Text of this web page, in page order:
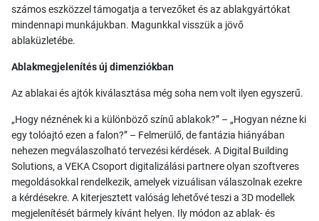
számos eszközzel támogatja a tervezőket és az ablakgyártókat
mindennapi munkájukban. Magunkkal visszük a jövő
ablaküzletébe.
Ablakmegjelenítés új dimenziókban
Az ablakai és ajtók kiválasztása még soha nem volt ilyen egyszerű.
„Hogy néznének ki a különböző színű ablakok?” – „Hogyan nézne ki
egy tolóajtó ezen a falon?” – Felmerülő, de fantázia hiányában
nehezen megválaszolható tervezési kérdések. A Digital Building
Solutions, a VEKA Csoport digitalizálási partnere olyan szoftveres
megoldásokkal rendelkezik, amelyek vizuálisan válaszolnak ezekre
a kérdésekre. A kiterjesztett valóság lehetővé teszi a 3D modellek
megjelenítését bármely kívánt helyen. Ily módon az ablak- és